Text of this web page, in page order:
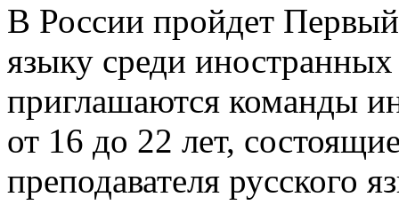
В России пройдет
языку среди
приглашаются команды
от 16 до 22 лет,
преподавателя русского